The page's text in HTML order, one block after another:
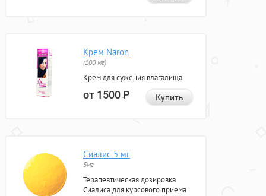
Крем Naron
(100 мг)
Крем для сужения влагалища
от 1500Р Купить
Сиалис 5 мг
5мг
Терапевтическая дозировка
Сиалиса для курсового приема